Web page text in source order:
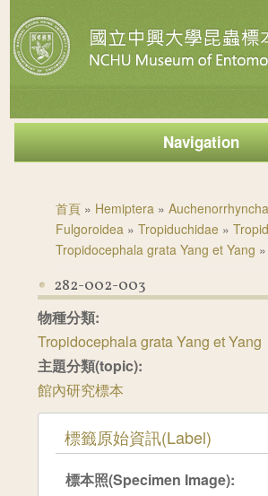
Navigation
首頁 » Hemiptera »Auchenorrhyncha
Fulgoroidea »Tropiduchidae »
Tropidocephala grata Yang et Yang
282-002-003
物種分類:
Tropidocephala grata Yang et Yang
主題分類(topic):
館內研究標本
隱藏
標籤原始資訊(Label)
標本照(Specimen Image):